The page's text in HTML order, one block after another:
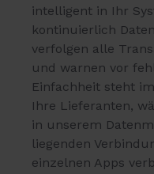
intelligent in Ihr
kontinuierlich
verfolgen alle
und warnen vor
Einfachheit steht
Ihre Lieferanten,
in unserem
liegenden
einzelnen Apps